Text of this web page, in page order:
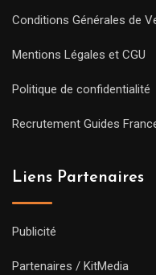
Conditions Générales de
Mentions Légales et CGU
Politique de confidentialité
Recrutement Guides
Liens Partenaires
Publicité
Partenaires / KitMedia